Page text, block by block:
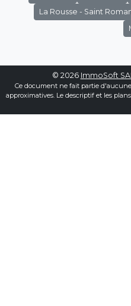
La Rousse - Saint
© 2026 ImmoSoft
Ce document ne fait partie
approximatives. Le descriptif et les